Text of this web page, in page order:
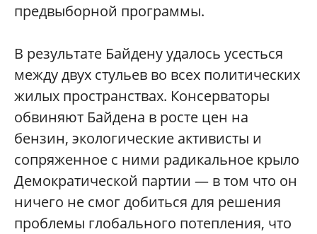
предвыборной программы.
В результате Байдену удалось усесться
между двух стульев во всех политических
жилых пространствах. Консерваторы
обвиняют Байдена в росте цен на
бензин, экологические активисты и
сопряженное с ними радикальное крыло
Демократической партии — в том что он
ничего не смог добиться для решения
проблемы глобального потепления, что